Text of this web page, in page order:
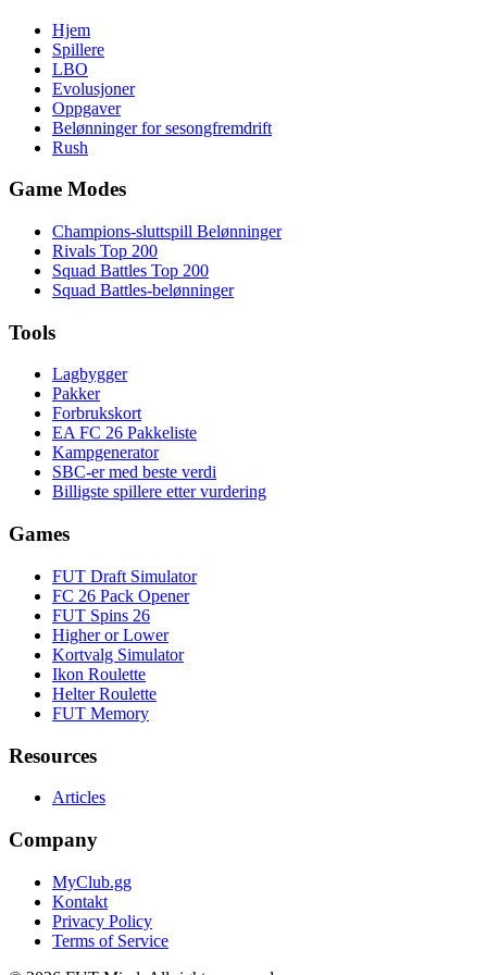
Hjem
Spillere
LBO
Evolusjoner
Oppgaver
Belønninger for sesongfremdrift
Rush
Game Modes
Champions-sluttspill Belønninger
Rivals Top 200
Squad Battles Top 200
Squad Battles-belønninger
Tools
Lagbygger
Pakker
Forbrukskort
EA FC 26 Pakkeliste
Kampgenerator
SBC-er med beste verdi
Billigste spillere etter vurdering
Games
FUT Draft Simulator
FC 26 Pack Opener
FUT Spins 26
Higher or Lower
Kortvalg Simulator
Ikon Roulette
Helter Roulette
FUT Memory
Resources
Articles
Company
MyClub.gg
Kontakt
Privacy Policy
Terms of Service